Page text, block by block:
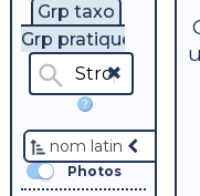
Grp taxo
Grp pratique
?
nom latin
Photos